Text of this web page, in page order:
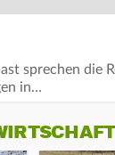
sprechen die
in…